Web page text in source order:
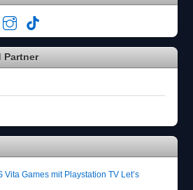
Partner
Games mit Playstation TV Let’s